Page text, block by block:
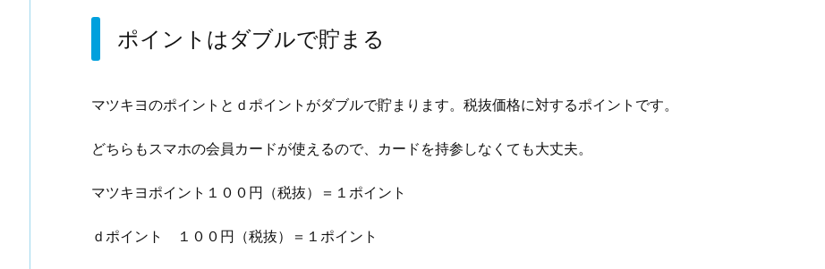
ポイントはダブルで貯まる
マツキヨのポイントとｄポイントがダブルで貯まります。税抜価格に対するポイントです。
どちらもスマホの会員カードが使えるので、カードを持参しなくても大丈夫。
マツキヨポイント１００円（税抜）＝１ポイント
ｄポイント １００円（税抜）＝１ポイント